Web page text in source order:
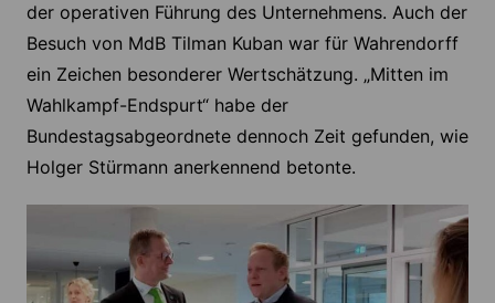
der operativen Führung des Unternehmens. Auch der
Besuch von MdB Tilman Kuban war für Wahrendorff
ein Zeichen besonderer Wertschätzung. „Mitten im
Wahlkampf-Endspurt“ habe der
Bundestagsabgeordnete dennoch Zeit gefunden, wie
Holger Stürmann anerkennend betonte.